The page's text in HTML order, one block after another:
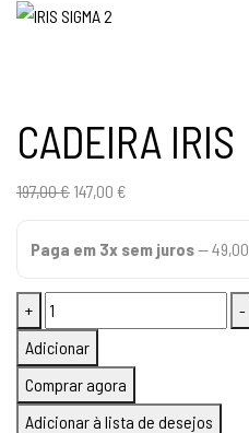
CADEIRA IRIS
197,00€ O
original
147,00 €
atual
Paga em 3x sem juros—49,00
+
Quantidade
de
CADEIRA
IRIS
-
Adicionar
Comprar agora
Adicionar à lista de desejos